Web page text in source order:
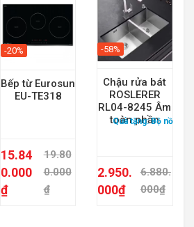
-20%
Bếp từ Eurosun
EU-TE318
19.80
0.000
₫
15.84
0.000
₫
-58%
Chậu rửa bát
ROSLERER
RL04-8245 Âm
toàn phần
6.880.
000₫
2.950.
000₫
Quà tặng:Bộ nồi từ